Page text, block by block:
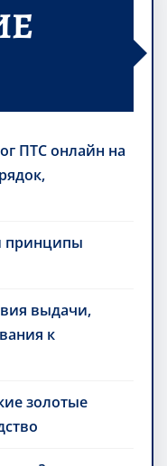
ПТС онлайн на
принципы
выдачи,
к
золотые